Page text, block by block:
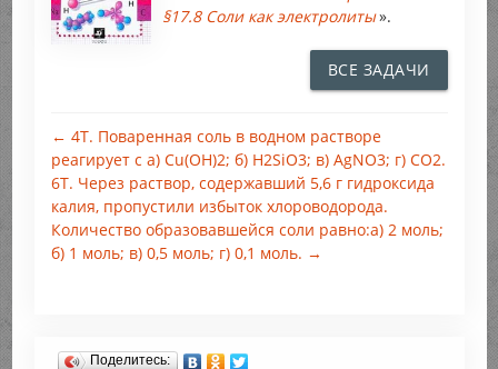
§17.8 Соли как электролиты».
ВСЕ ЗАДАЧИ
← 4Т. Поваренная соль в водном растворе
реагирует с а) Cu(ОН)2; б) H2SiO3; в) AgNO3; г) CO2.
6Т. Через раствор, содержавший 5,6 г гидроксида
калия, пропустили избыток хлороводорода.
Количество образовавшейся соли равно:а) 2 моль;
б) 1 моль; в) 0,5 моль; г) 0,1 моль. →
Поделитесь: